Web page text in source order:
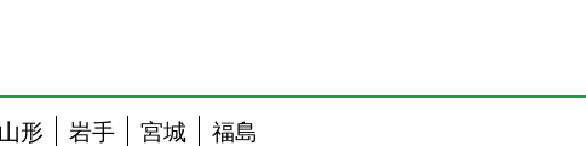
山形 岩手 宮城 福島